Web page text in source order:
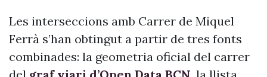
Les interseccions amb Carrer de Miquel
Ferrà s’han obtingut a partir de tres fonts
combinades: la geometria oficial del carrer